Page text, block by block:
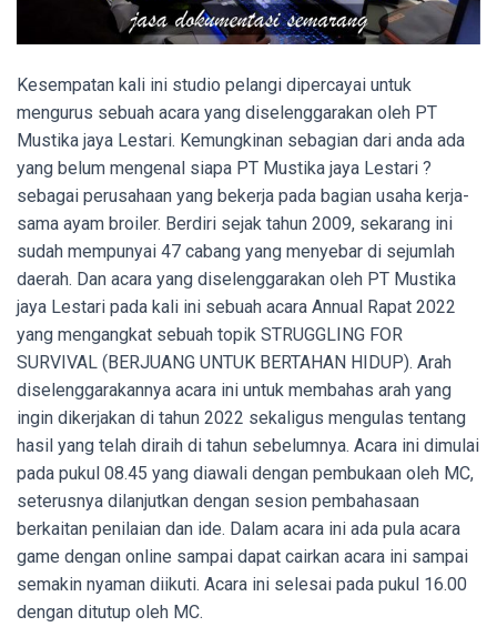
Kesempatan kali ini studio pelangi dipercayai untuk
mengurus sebuah acara yang diselenggarakan oleh PT
Mustika jaya Lestari. Kemungkinan sebagian dari anda ada
yang belum mengenal siapa PT Mustika jaya Lestari ?
sebagai perusahaan yang bekerja pada bagian usaha kerja-
sama ayam broiler. Berdiri sejak tahun 2009, sekarang ini
sudah mempunyai 47 cabang yang menyebar di sejumlah
daerah. Dan acara yang diselenggarakan oleh PT Mustika
jaya Lestari pada kali ini sebuah acara Annual Rapat 2022
yang mengangkat sebuah topik STRUGGLING FOR
SURVIVAL (BERJUANG UNTUK BERTAHAN HIDUP). Arah
diselenggarakannya acara ini untuk membahas arah yang
ingin dikerjakan di tahun 2022 sekaligus mengulas tentang
hasil yang telah diraih di tahun sebelumnya. Acara ini dimulai
pada pukul 08.45 yang diawali dengan pembukaan oleh MC,
seterusnya dilanjutkan dengan sesion pembahasaan
berkaitan penilaian dan ide. Dalam acara ini ada pula acara
game dengan online sampai dapat cairkan acara ini sampai
semakin nyaman diikuti. Acara ini selesai pada pukul 16.00
dengan ditutup oleh MC.